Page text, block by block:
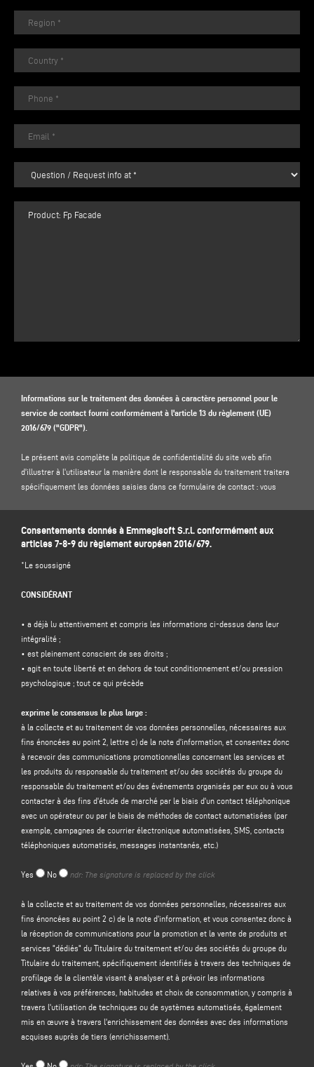
Informations sur le traitement des données à caractère personnel pour le
service de contact fourni conformément à l'article 13 du règlement (UE)
2016/679 ("GDPR").
Le présent avis complète la politique de confidentialité du site web afin
d'illustrer à l'utilisateur la manière dont le responsable du traitement traitera
spécifiquement les données saisies dans ce formulaire de contact : vous
1. Contrôleur des données et délégué à la protection des données
Responsable du traitement : Emmegisoft S.r.l., en la personne de son
représentant légal pro tempore, dont le siège social est situé Via Carpi
IVA 03236850362.
adresse électronique :
dpo.voilap@amicadpo.eu
2. Données à caractère personnel traitées, finalité du traitement et base
Le contrôleur traitera vos données personnelles d'identification et de contact
province, état, adresse électronique, numéro de téléphone) directement
fournies par vous en remplissant le formulaire de collecte de données dans la
section "CONTACTS" sur le site Web du contrôleur (www.emmegisoft.com, le
"site").
Le contrôleur a l'intention de traiter vos données à caractère personnel dans
le but de :
(a) répondre à votre message ou à votre demande d'informations soumis par
le biais de ce formulaire, par exemple pour obtenir des informations sur les
produits ou services offerts (y compris l'envoi d'invitations gratuites et de
matériel d'information sur l'entreprise), et pour obtenir un devis, etc. ; la base
au sens de l'article 6, paragraphe 1, point f), du GDPR, à identifier dans
personnelles soient traitées par le responsable du traitement afin de
répondre à votre demande de contact ;
(b) vous envoyer des communications promotionnelles concernant les
services et les produits du responsable du traitement et/ou des sociétés du
groupe du responsable du traitement et/ou des événements organisés par
eux ou vous contacter à des fins d'étude de marché par téléphone avec un
opérateur ou par des méthodes de contact automatisées (par exemple,
campagnes de courrier électronique automatisées, SMS, contact
téléphonique automatisé, messagerie instantanée, etc ;
(c) promotion et vente de produits et services "dédiés" du Titulaire du
spécifiquement identifiés à travers des techniques de profilage de la
Consentements donnés à Emmegisoft S.r.l. conformément aux
articles 7-8-9 du règlement européen 2016/679.
*Le soussigné
CONSIDÉRANT
• a déjà lu attentivement et compris les informations ci-dessus dans leur
intégralité ;
• est pleinement conscient de ses droits ;
• agit en toute liberté et en dehors de tout conditionnement et/ou pression
psychologique ; tout ce qui précède
exprime le consensus le plus large :
à la collecte et au traitement de vos données personnelles, nécessaires aux
fins énoncées au point 2, lettre c) de la note d'information, et consentez donc
à recevoir des communications promotionnelles concernant les services et
les produits du responsable du traitement et/ou des sociétés du groupe du
responsable du traitement et/ou des événements organisés par eux ou à vous
contacter à des fins d'étude de marché par le biais d'un contact téléphonique
avec un opérateur ou par le biais de méthodes de contact automatisées (par
exemple, campagnes de courrier électronique automatisées, SMS, contacts
téléphoniques automatisés, messages instantanés, etc.)
Yes No ndr: The signature is replaced by the click
à la collecte et au traitement de vos données personnelles, nécessaires aux
fins énoncées au point 2 c) de la note d'information, et vous consentez donc à
la réception de communications pour la promotion et la vente de produits et
services "dédiés" du Titulaire du traitement et/ou des sociétés du groupe du
Titulaire du traitement, spécifiquement identifiés à travers des techniques de
profilage de la clientèle visant à analyser et à prévoir les informations
relatives à vos préférences, habitudes et choix de consommation, y compris à
travers l'utilisation de techniques ou de systèmes automatisés, également
mis en œuvre à travers l'enrichissement des données avec des informations
acquises auprès de tiers (enrichissement).